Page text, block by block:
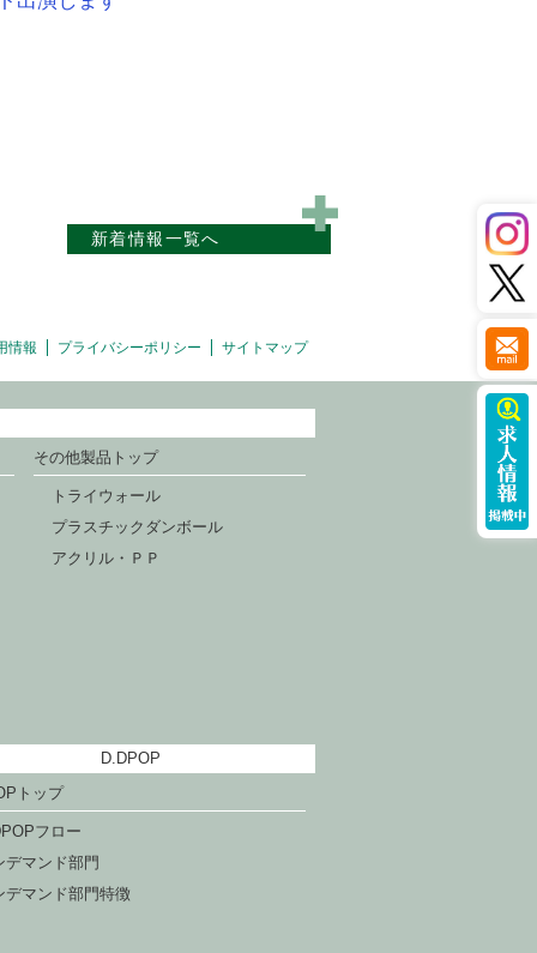
新着情報一覧へ
情報 プライバシーポリシー サイトマップ
その他製品トップ
トライウォール
プラスチックダンボール
アクリル・ＰＰ
D.DPOP
トップ
フロー
デマンド部門
デマンド部門特徴